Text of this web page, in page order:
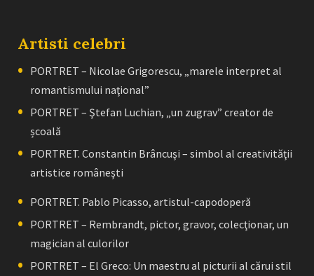
Artisti celebri
PORTRET – Nicolae Grigorescu, „marele interpret al
romantismului naţional”
PORTRET – Ştefan Luchian, „un zugrav” creator de
școală
PORTRET. Constantin Brâncuşi – simbol al creativităţii
artistice româneşti
PORTRET. Pablo Picasso, artistul-capodoperă
PORTRET – Rembrandt, pictor, gravor, colecţionar, un
magician al culorilor
PORTRET – El Greco: Un maestru al picturii al cărui stil